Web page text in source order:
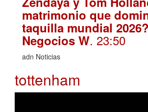
matrimonio que
taquilla mundial
Negocios W. 23:50
adn Noticias
tottenham